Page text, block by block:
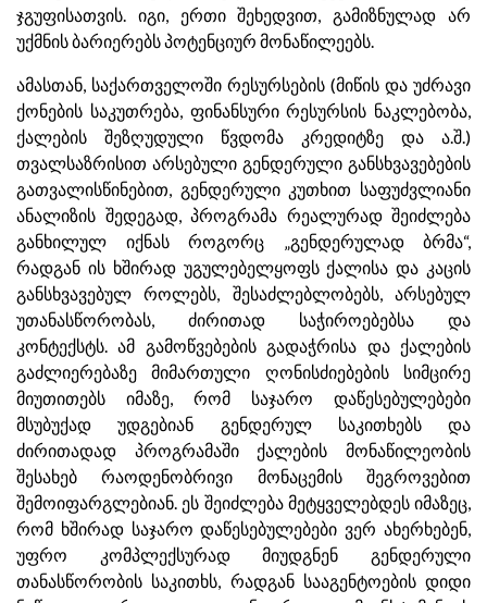
ჯგუფისათვის. იგი, ერთი შეხედვით, გამიზნულად არ
უქმნის ბარიერებს პოტენციურ მონაწილეებს.
ამასთან, საქართველოში რესურსების (მიწის და უძრავი
ქონების საკუთრება, ფინანსური რესურსის ნაკლებობა,
ქალების შეზღუდული წვდომა კრედიტზე და ა.შ.)
თვალსაზრისით არსებული გენდერული განსხვავებების
გათვალისწინებით, გენდერული კუთხით საფუძვლიანი
ანალიზის შედეგად, პროგრამა რეალურად შეიძლება
განხილულ იქნას როგორც „გენდერულად ბრმა“,
რადგან ის ხშირად უგულებელყოფს ქალისა და კაცის
განსხვავებულ როლებს, შესაძლებლობებს, არსებულ
უთანასწორობას, ძირითად საჭიროებებსა და
კონტექსტს. ამ გამოწვებების გადაჭრისა და ქალების
გაძლიერებაზე მიმართული ღონისძიებების სიმცირე
მიუთითებს იმაზე, რომ საჯარო დაწესებულებები
მსუბუქად უდგებიან გენდერულ საკითხებს და
ძირითადად პროგრამაში ქალების მონაწილეობის
შესახებ რაოდენობრივი მონაცემის შეგროვებით
შემოიფარგლებიან. ეს შეიძლება მეტყველებდეს იმაზეც,
რომ ხშირად საჯარო დაწესებულებები ვერ ახერხებენ,
უფრო კომპლექსურად მიუდგნენ გენდერული
თანასწორობის საკითხს, რადგან სააგენტოების დიდი